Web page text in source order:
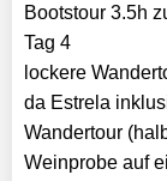
Bootstour 3.5h
Tag 4
lockere
da Estrela
Wandertour
Weinprobe auf